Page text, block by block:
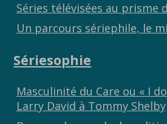
Séries télévisées au prisme
Un parcours sériephile, le
Sériesophie
Masculinité du Care ou « I
Larry David à Tommy Shelby